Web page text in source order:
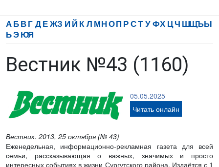
АБВГ ДЕЖЗ И Й К Л МНОП РСТ УФХ ЦЧ ШЩЪЫ
ЬЭЮЯ
Вестник №43 (1160)
05.05.2025
Читать онлайн
Вестник. 2013, 25 октября (№ 43)
Еженедельная, информационно-рекламная газета для всей
семьи, рассказывающая о важных, значимых и просто
интересных событиях в жизни Сургутского района. Издаётся с 1